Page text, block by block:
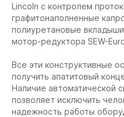
Lincoln с контролем
графитонаполненные
полиуретановые
мотор-редуктора SEW-
Все эти конструктивные
получить апатитовый
Наличие автоматической
позволяет исключить
надежность работы